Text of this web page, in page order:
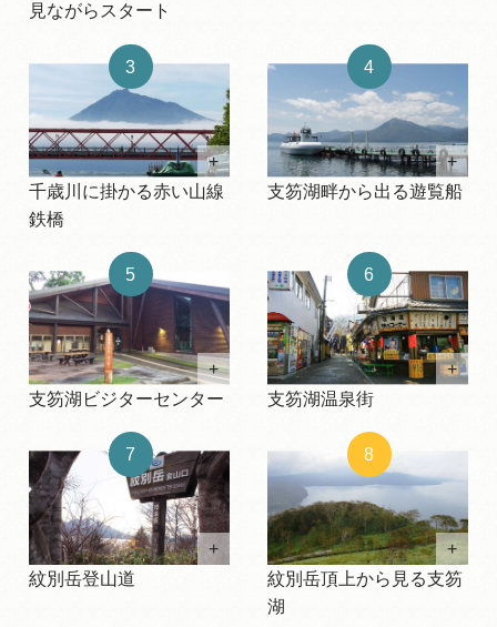
見ながらスタート
+
千歳川に掛かる赤い山線
鉄橋
3
+
支笏湖畔から出る遊覧船
4
+
支笏湖ビジターセンター
5
+
支笏湖温泉街
6
+
紋別岳登山道
7
+
紋別岳頂上から見る支笏
湖
8